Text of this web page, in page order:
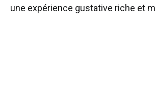
une expérience gustative riche et